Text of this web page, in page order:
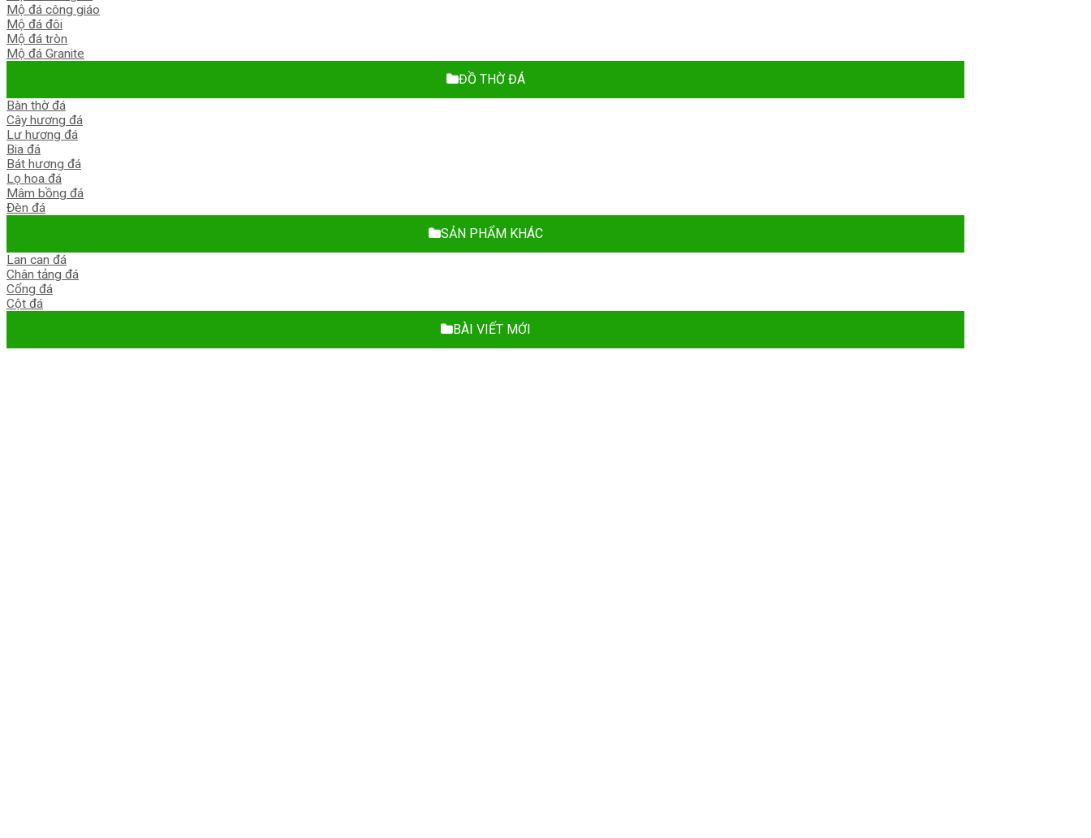
Mộ đá công giáo
Mộ đá đôi
Mộ đá tròn
Mộ đá Granite
ĐỒ THỜ ĐÁ
Bàn thờ đá
Cây hương đá
Lư hương đá
Bia đá
Bát hương đá
Lọ hoa đá
Mâm bồng đá
Đèn đá
SẢN PHẨM KHÁC
Lan can đá
Chân tảng đá
Cổng đá
Cột đá
BÀI VIẾT MỚI